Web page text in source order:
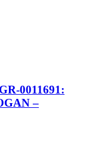
0011691:
–